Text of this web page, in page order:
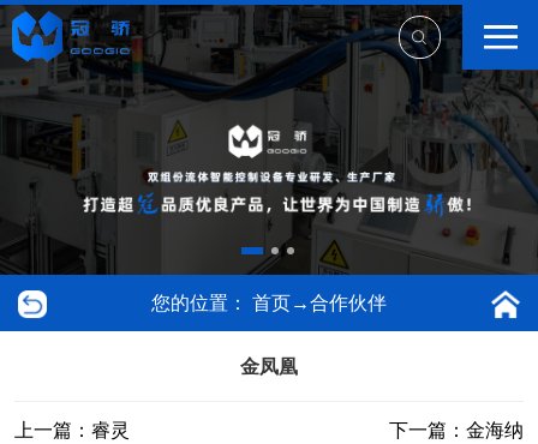
您的位置： 首页→合作伙伴
金凤凰
上一篇：睿灵 下一篇：金海纳